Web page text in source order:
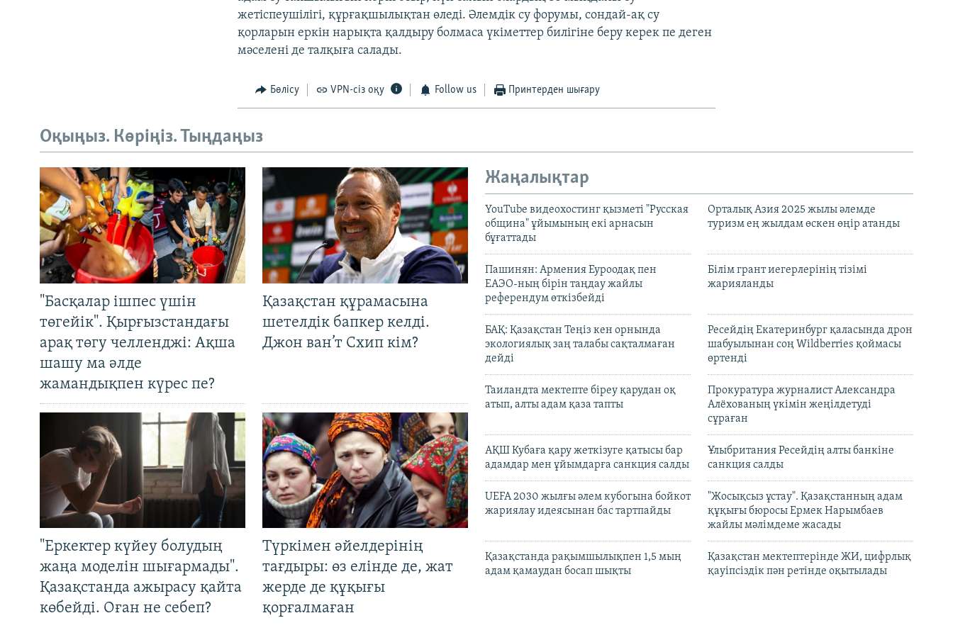
жетіспеушілігі, құрғақшылықтан өледі. Әлемдік су форумы, сондай-ақ су
қорларын еркін нарықта қалдыру болмаса үкіметтер билігіне беру керек пе деген
мәселені де талқыға салады.
Бөлісу VPN-сіз оқу Follow us Принтерден шығару
Оқыңыз. Көріңіз. Тыңдаңыз
"Басқалар ішпес үшін
төгейік". Қырғызстандағы
арақ төгу челленджі: Ақша
шашу ма әлде
жамандықпен күрес пе?
Қазақстан құрамасына
шетелдік бапкер келді.
Джон ван’т Схип кім?
"Еркектер күйеу болудың
жаңа моделін шығармады".
Қазақстанда ажырасу қайта
көбейді. Оған не себеп?
Түркімен әйелдерінің
тағдыры: өз елінде де, жат
жерде де құқығы
қорғалмаған
Жаңалықтар
YouTube видеохостинг қызметі "Русская
община" ұйымының екі арнасын
бұғаттады
Орталық Азия 2025 жылы әлемде
туризм ең жылдам өскен өңір атанды
Пашинян: Армения Еуроодақ пен
ЕАЭО-ның бірін таңдау жайлы
референдум өткізбейді
Білім грант иегерлерінің тізімі
жарияланды
БАҚ: Қазақстан Теңіз кен орнында
экологиялық заң талабы сақталмаған
дейді
Ресейдің Екатеринбург қаласында дрон
шабуылынан соң Wildberries қоймасы
өртенді
Таиландта мектепте біреу қарудан оқ
атып, алты адам қаза тапты
Прокуратура журналист Александра
Алёхованың үкімін жеңілдетуді
сұраған
АҚШ Кубаға қару жеткізуге қатысы бар
адамдар мен ұйымдарға санкция салды
Ұлыбритания Ресейдің алты банкіне
санкция салды
UEFA 2030 жылғы әлем кубогына бойкот
жариялау идеясынан бас тартпайды
"Жосықсыз ұстау". Қазақстанның адам
құқығы бюросы Ермек Нарымбаев
жайлы мәлімдеме жасады
Қазақстанда рақымшылықпен 1,5 мың
адам қамаудан босап шықты
Қазақстан мектептерінде ЖИ, цифрлық
қауіпсіздік пән ретінде оқытылады